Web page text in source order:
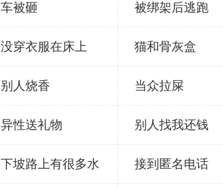
车被砸 被绑架后逃跑
没穿衣服在床上 猫和骨灰盒
别人烧香 当众拉屎
异性送礼物 别人找我还钱
下坡路上有很多水 接到匿名电话